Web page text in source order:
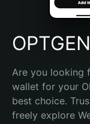
Español (Argentina)
Are you looking
wallet for your
best choice.
freely explore